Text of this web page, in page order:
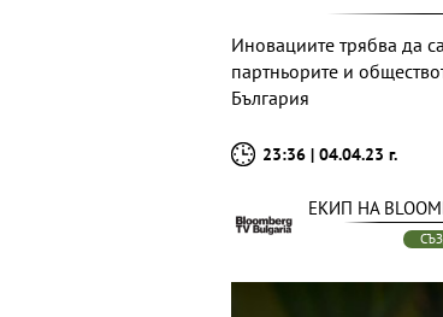
Иновациите трябва да
партньорите и
България
23:36 | 04.04.23 г.
ЕКИП НА